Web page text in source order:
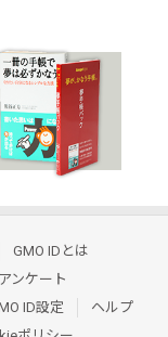
GMO IDとは
ンケート
ID設定
ヘルプ